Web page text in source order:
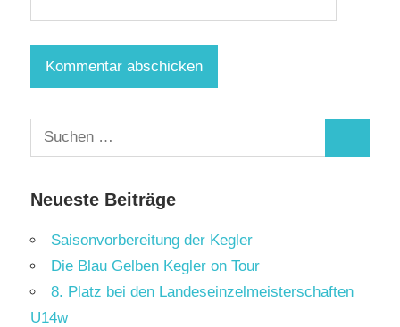
Suchen
nach:
Neueste Beiträge
Saisonvorbereitung der Kegler
Die Blau Gelben Kegler on Tour
8. Platz bei den Landeseinzelmeisterschaften
U14w